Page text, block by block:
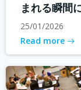
まれる瞬間
25/01/2026
Read more